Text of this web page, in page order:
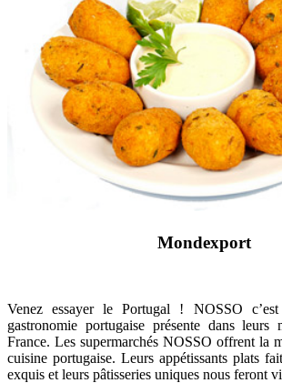
Mondexport
Venez essayer le Portugal ! NOSSO
gastronomie portugaise présente dans leurs
France. Les supermarchés NOSSO offrent la
cuisine portugaise. Leurs appétissants plats
exquis et leurs pâtisseries uniques nous feront